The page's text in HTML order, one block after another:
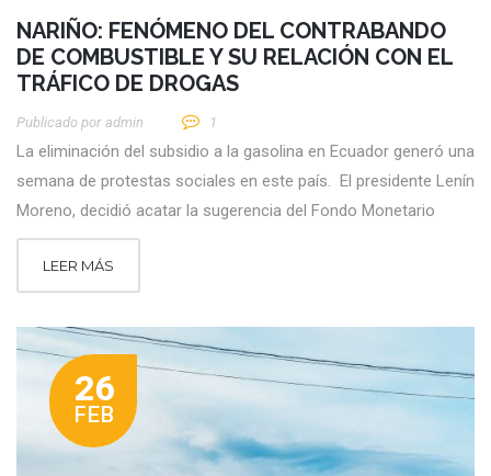
NARIÑO: FENÓMENO DEL CONTRABANDO
DE COMBUSTIBLE Y SU RELACIÓN CON EL
TRÁFICO DE DROGAS
Publicado por Admin 1
La eliminación del subsidio a la gasolina en Ecuador generó una
semana de protestas sociales en este país. El presidente Lenín
Moreno, decidió acatar la sugerencia del Fondo Monetario
LEER MÁS
26
FEB